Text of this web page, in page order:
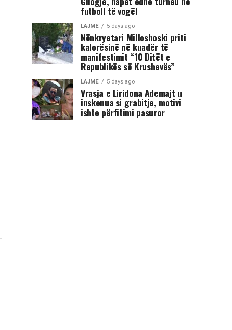
futboll të vogël
LAJME 5 days ago
Nënkryetari Milloshoski priti
kalorësinë në kuadër të
manifestimit “10 Ditët e
Republikës së Krushevës”
LAJME 5 days ago
Vrasja e Liridona Ademajt u
inskenua si grabitje, motivi
ishte përfitimi pasuror